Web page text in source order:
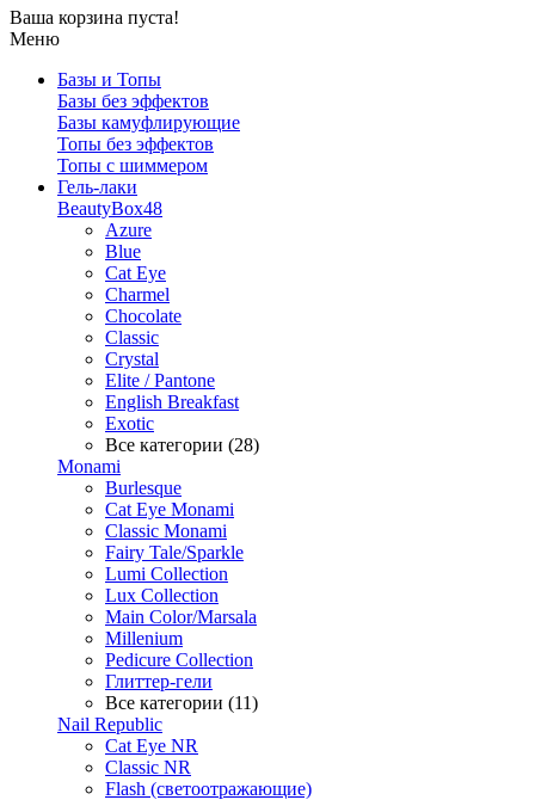
Ваша корзина пуста!
Меню
Базы и Топы
Базы без эффектов
Базы камуфлирующие
Топы без эффектов
Топы с шиммером
Гель-лаки
BeautyBox48
Azure
Blue
Cat Eye
Charmel
Chocolate
Classic
Crystal
Elite / Pantone
English Breakfast
Exotic
Все категории (28)
Monami
Burlesque
Cat Eye Monami
Classic Monami
Fairy Tale/Sparkle
Lumi Collection
Lux Collection
Main Color/Marsala
Millenium
Pedicure Collection
Глиттер-гели
Все категории (11)
Nail Republic
Cat Eye NR
Classic NR
Flash (светоотражающие)